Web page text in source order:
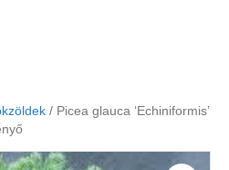
/ Picea glauca ‘Echiniformis’